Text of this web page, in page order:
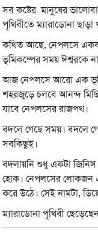
সব কষ্টের মানুষের
পৃথিবীতে ম্যারাডোনা
কথিত আছে, নেপলসে
ভূমিকম্পের সময় ঈশ্বরকে
আজ নেপলসে আরো এক
শহরজুড়ে চলবে আনন্দ
যাবে নেপলসের রাজপথ।
বদলে গেছে সময়। বদলে
সবকিছুই।
বদলায়নি শুধু একটা
হোক। নেপলসের লোকজন
করে উঠে। সেই নামটা,
ম্যারাডোনা পৃথিবী